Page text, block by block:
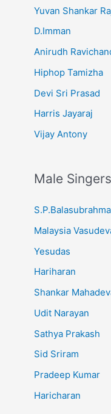
Yuvan Shankar
D.Imman
Anirudh
Hiphop Tamizha
Devi Sri Prasad
Harris Jayaraj
Vijay Antony
Male Singers
Malaysia
Yesudas
Hariharan
Shankar
Udit Narayan
Sathya Prakash
Sid Sriram
Pradeep Kumar
Haricharan